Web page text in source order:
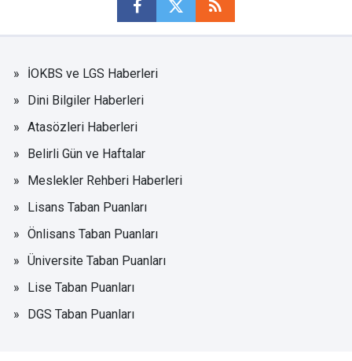
İOKBS ve LGS Haberleri
Dini Bilgiler Haberleri
Atasözleri Haberleri
Belirli Gün ve Haftalar
Meslekler Rehberi Haberleri
Lisans Taban Puanları
Önlisans Taban Puanları
Üniversite Taban Puanları
Lise Taban Puanları
DGS Taban Puanları